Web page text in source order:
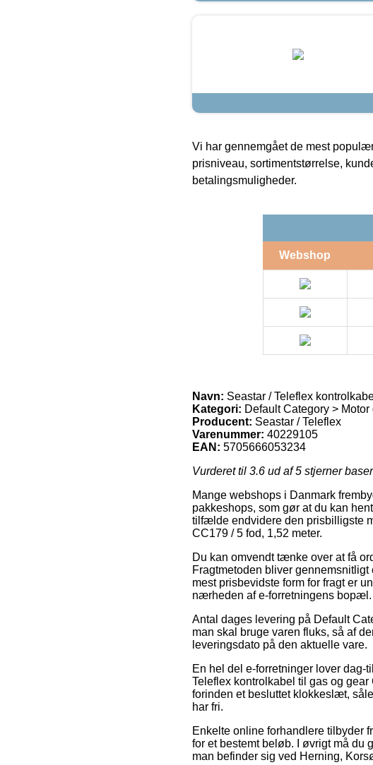
Vi har gennemgået de mest
prisniveau, sortimentstørrelse,
betalingsmuligheder.
Webshop
Navn: Seastar / Teleflex
Kategori: Default Category >
Producent: Seastar / Teleflex
Varenummer: 40229105
EAN: 5705666053234
Vurderet til 3.6 ud af 5 stjerner
Mange webshops i Danmark
pakkeshops, som gør at du kan
tilfælde endvidere den prisbilligste
CC179 / 5 fod, 1,52 meter.
Du kan omvendt tænke over at få
Fragtmetoden bliver
mest prisbevidste form for fragt er
nærheden af e-forretningens bopæl.
Antal dages levering på Default
man skal bruge varen fluks, så af
leveringsdato på den aktuelle vare.
En hel del e-forretninger lover
Teleflex kontrolkabel til gas og
forinden et besluttet klokkeslæt,
har fri.
Enkelte online forhandlere tilbyder
for et bestemt beløb. I øvrigt må du
man befinder sig ved Herning,